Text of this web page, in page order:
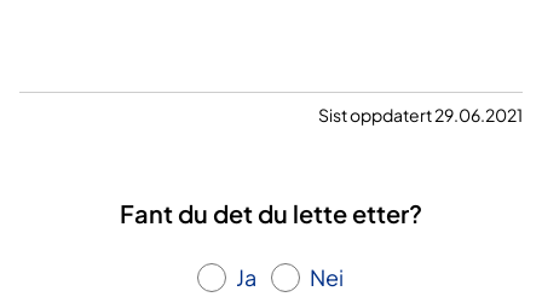
Sist oppdatert 29.06.2021
Fant du det du lette etter?
Ja Nei